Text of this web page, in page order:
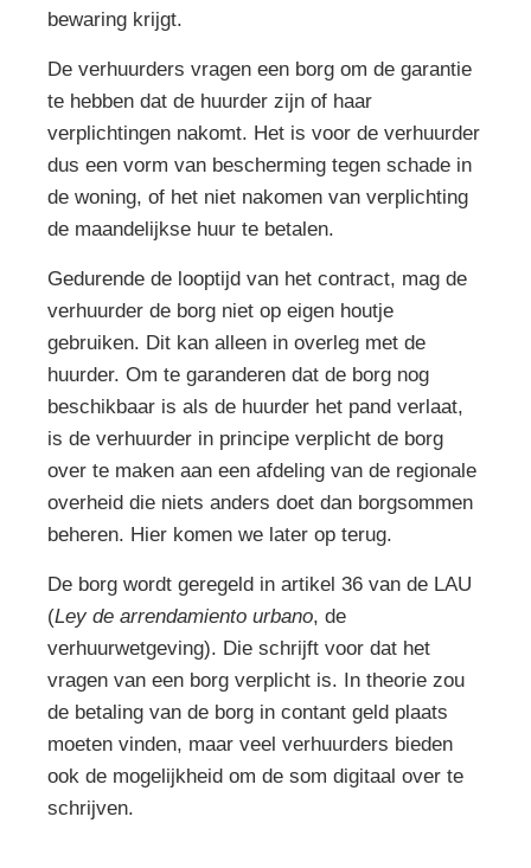
bewaring krijgt.
De verhuurders vragen een borg om de garantie
te hebben dat de huurder zijn of haar
verplichtingen nakomt. Het is voor de verhuurder
dus een vorm van bescherming tegen schade in
de woning, of het niet nakomen van verplichting
de maandelijkse huur te betalen.
Gedurende de looptijd van het contract, mag de
verhuurder de borg niet op eigen houtje
gebruiken. Dit kan alleen in overleg met de
huurder. Om te garanderen dat de borg nog
beschikbaar is als de huurder het pand verlaat,
is de verhuurder in principe verplicht de borg
over te maken aan een afdeling van de regionale
overheid die niets anders doet dan borgsommen
beheren. Hier komen we later op terug.
De borg wordt geregeld in artikel 36 van de LAU
(Ley de arrendamiento urbano, de
verhuurwetgeving). Die schrijft voor dat het
vragen van een borg verplicht is. In theorie zou
de betaling van de borg in contant geld plaats
moeten vinden, maar veel verhuurders bieden
ook de mogelijkheid om de som digitaal over te
schrijven.